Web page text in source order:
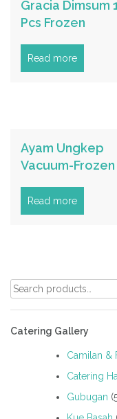
Gracia Dimsum
Pcs Frozen
Read more
Ayam Ungkep
Vacuum-Frozen
Read more
Search
for:
Catering Gallery
Camilan &
Catering
Gubugan